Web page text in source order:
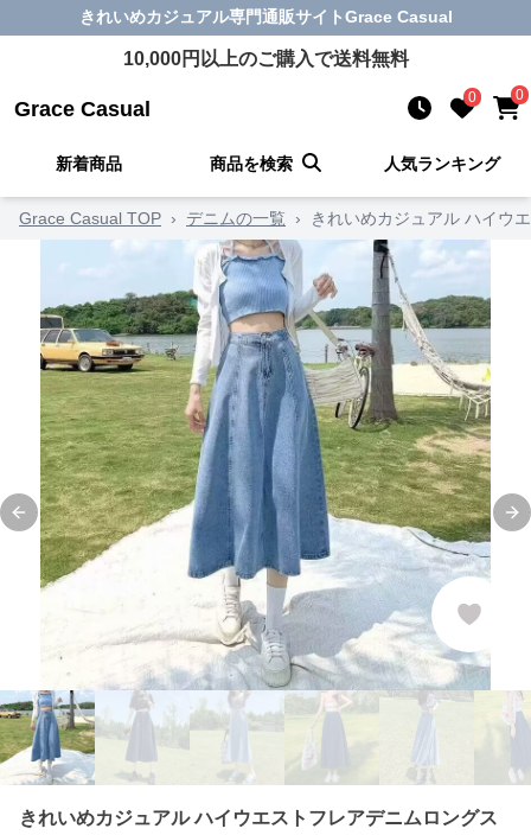
きれいめカジュアル専門通販サイトGrace Casual
10,000円以上のご購入で送料無料
Grace Casual 0 0
新着商品 商品を検索 人気ランキング
Grace Casual TOP › デニムの一覧 › きれいめカジュアル ハイウ
Previous slide
きれいめカジュアル ハイウエストフレアデニムロングス